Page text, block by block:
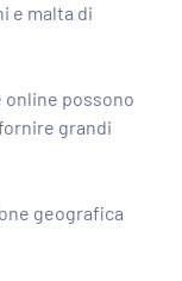
e malta di
online possono
grandi
geografica